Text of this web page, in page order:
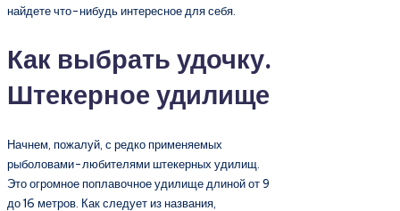
найдете что-нибудь интересное для себя.
Как выбрать удочку.
Штекерное удилище
Начнем, пожалуй, с редко применяемых
рыболовами-любителями штекерных удилищ.
Это огромное поплавочное удилище длиной от 9
до 16 метров. Как следует из названия,